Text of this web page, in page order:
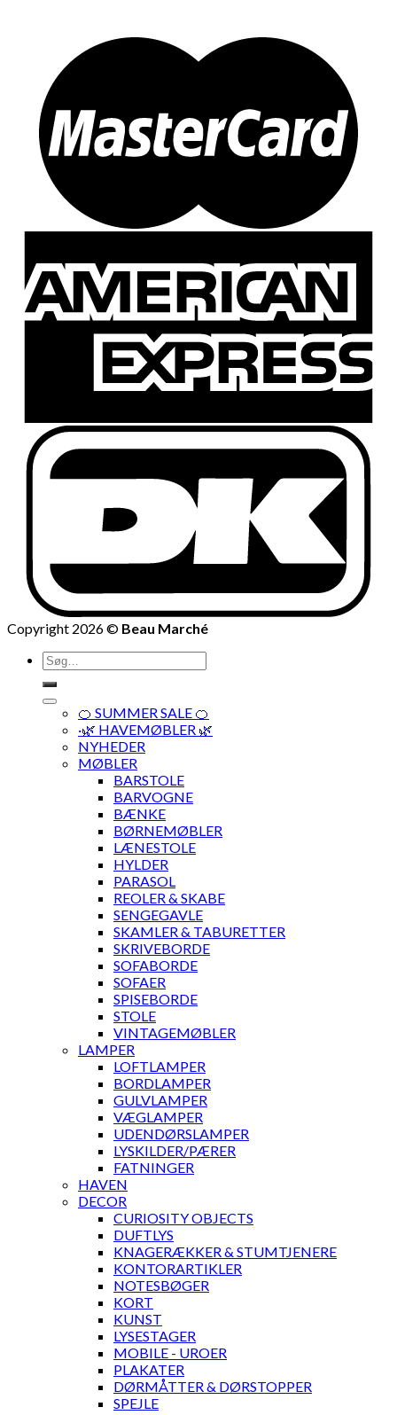
Copyright 2026 © Beau Marché
Søg
efter:
🍊 SUMMER SALE 🍊
·🌿 HAVEMØBLER 🌿
NYHEDER
MØBLER
BARSTOLE
BARVOGNE
BÆNKE
BØRNEMØBLER
LÆNESTOLE
HYLDER
PARASOL
REOLER & SKABE
SENGEGAVLE
SKAMLER & TABURETTER
SKRIVEBORDE
SOFABORDE
SOFAER
SPISEBORDE
STOLE
VINTAGEMØBLER
LAMPER
LOFTLAMPER
BORDLAMPER
GULVLAMPER
VÆGLAMPER
UDENDØRSLAMPER
LYSKILDER/PÆRER
FATNINGER
HAVEN
DECOR
CURIOSITY OBJECTS
DUFTLYS
KNAGERÆKKER & STUMTJENERE
KONTORARTIKLER
NOTESBØGER
KORT
KUNST
LYSESTAGER
MOBILE - UROER
PLAKATER
DØRMÅTTER & DØRSTOPPER
SPEJLE